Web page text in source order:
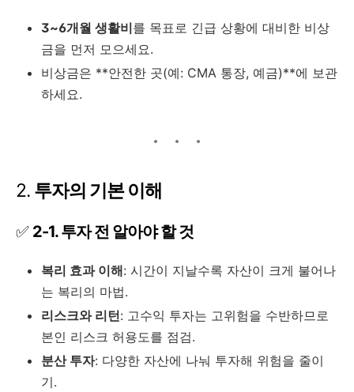
3~6개월 생활비를 목표로 긴급 상황에 대비한 비상
금을 먼저 모으세요.
비상금은 **안전한 곳(예: CMA 통장, 예금)**에 보관
하세요.
2. 투자의 기본 이해
✅ 2-1. 투자 전 알아야 할 것
복리 효과 이해: 시간이 지날수록 자산이 크게 불어나
는 복리의 마법.
리스크와 리턴: 고수익 투자는 고위험을 수반하므로
본인 리스크 허용도를 점검.
분산 투자: 다양한 자산에 나눠 투자해 위험을 줄이
기.